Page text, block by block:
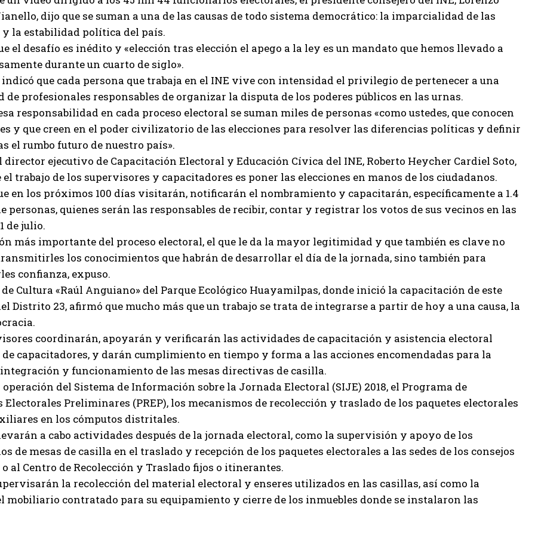
dijo que se suman a una de las causas de todo sistema democrático: la imparcialidad de las
y la estabilidad política del país.
el desafío es inédito y «elección tras elección el apego a la ley es un mandato que hemos llevado a
durante un cuarto de siglo».
que cada persona que trabaja en el INE vive con intensidad el privilegio de pertenecer a una
de profesionales responsables de organizar la disputa de los poderes públicos en las urnas.
responsabilidad en cada proceso electoral se suman miles de personas «como ustedes, que conocen
y que creen en el poder civilizatorio de las elecciones para resolver las diferencias políticas y definir
el rumbo futuro de nuestro país».
director ejecutivo de Capacitación Electoral y Educación Cívica del INE, Roberto Heycher Cardiel Soto,
trabajo de los supervisores y capacitadores es poner las elecciones en manos de los ciudadanos.
en los próximos 100 días visitarán, notificarán el nombramiento y capacitarán, específicamente a 1.4
personas, quienes serán las responsables de recibir, contar y registrar los votos de sus vecinos en las
de julio.
más importante del proceso electoral, el que le da la mayor legitimidad y que también es clave no
los conocimientos que habrán de desarrollar el día de la jornada, sino también para
confianza, expuso.
de Cultura «Raúl Anguiano» del Parque Ecológico Huayamilpas, donde inició la capacitación de este
Distrito 23, afirmó que mucho más que un trabajo se trata de integrarse a partir de hoy a una causa, la
coordinarán, apoyarán y verificarán las actividades de capacitación y asistencia electoral
capacitadores, y darán cumplimiento en tiempo y forma a las acciones encomendadas para la
y funcionamiento de las mesas directivas de casilla.
del Sistema de Información sobre la Jornada Electoral (SIJE) 2018, el Programa de
Electorales Preliminares (PREP), los mecanismos de recolección y traslado de los paquetes electorales
en los cómputos distritales.
a cabo actividades después de la jornada electoral, como la supervisión y apoyo de los
de mesas de casilla en el traslado y recepción de los paquetes electorales a las sedes de los consejos
al Centro de Recolección y Traslado fijos o itinerantes.
la recolección del material electoral y enseres utilizados en las casillas, así como la
mobiliario contratado para su equipamiento y cierre de los inmuebles donde se instalaron las